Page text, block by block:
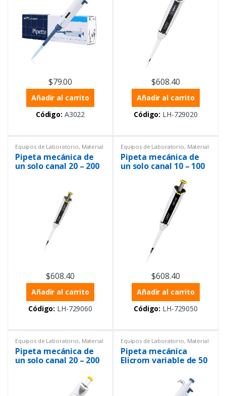
$79.00
Añadir al carrito
Código: A3022
$608.40
Añadir al carrito
Código: LH-729020
Equipos de Laboratorio, Material
volumétrico
Pipetas mecánicas,Volumen
variable
Pipeta mecánica de
un solo canal 20 – 200
$608.40
Añadir al carrito
Código: LH-729060
Equipos de Laboratorio, Material
volumétrico
Pipetas mecánicas,Volumen
variable
Pipeta mecánica de
un solo canal 10 – 100
$608.40
Añadir al carrito
Código: LH-729050
Equipos de Laboratorio, Material
volumétrico
Pipetas mecánicas,Volumen
variable
Pipeta mecánica de
un solo canal 20 – 200
Equipos de Laboratorio, Material
volumétrico
Monocanales,Pipetas mecánicas
Productos con certificado ISO
17025 ,Volumen variable
Pipeta mecánica
Elicrom variable de 50